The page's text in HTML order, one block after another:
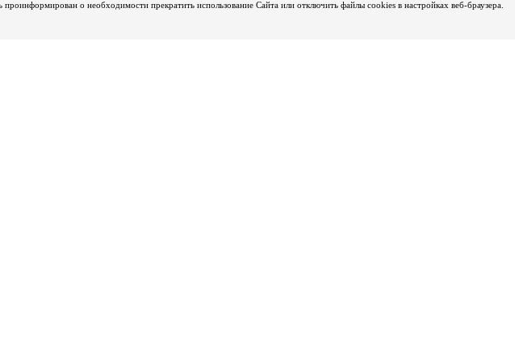
о необходимости прекратить использование Сайта или отключить файлы cookies в настройках веб-браузера.